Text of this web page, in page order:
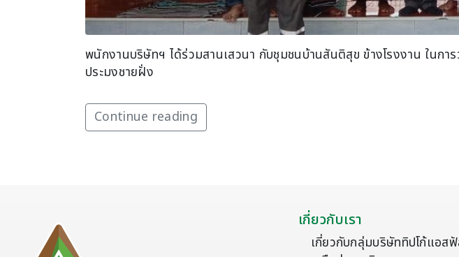
พนักงานบริษัทฯ ได้ร่วมสานเสวนา กับชุมชนบ้านสันติสุข ข้างโรงงาน ในก
ประมงชายฝั่ง
Continue reading
เกี่ยวกับเรา
เกี่ยวกับกลุ่มบริษัททิปโก้แอส